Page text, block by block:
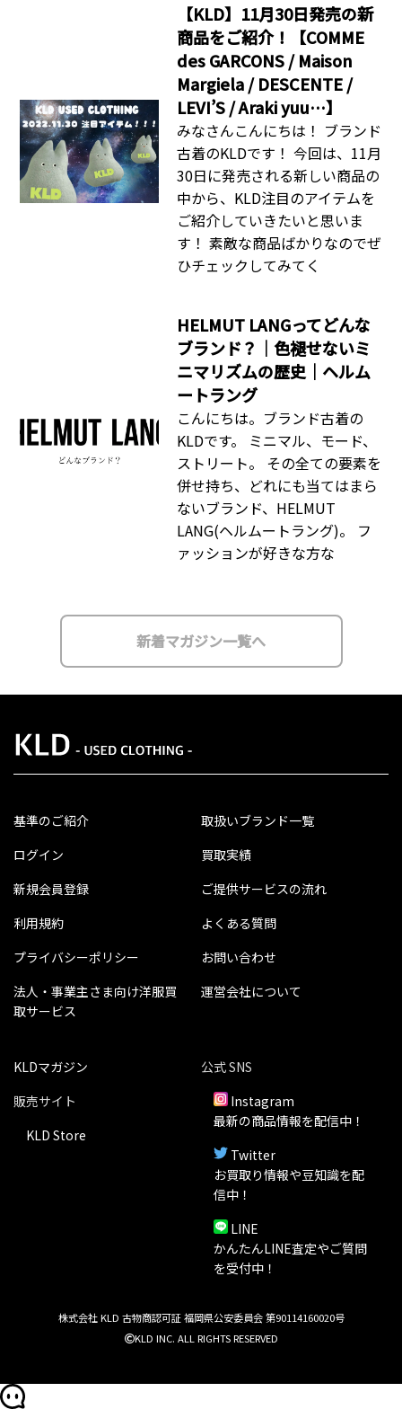
【KLD】11月30日発売の新
商品をご紹介！【COMME
des GARCONS / Maison
Margiela / DESCENTE /
LEVI’S / Araki yuu…】
みなさんこんにちは！ ブランド
古着のKLDです！ 今回は、11月
30日に発売される新しい商品の
中から、KLD注目のアイテムを
ご紹介していきたいと思いま
す！ 素敵な商品ばかりなのでぜ
ひチェックしてみてく
HELMUT LANGってどんな
ブランド？｜色褪せないミ
ニマリズムの歴史｜ヘルム
ートラング
こんにちは。ブランド古着の
KLDです。 ミニマル、モード、
ストリート。 その全ての要素を
併せ持ち、どれにも当てはまら
ないブランド、HELMUT
LANG(ヘルムートラング)。 フ
ァッションが好きな方な
新着マガジン一覧へ
基準のご紹介
ログイン
新規会員登録
利用規約
プライバシーポリシー
法人・事業主さま向け洋服買
取サービス
取扱いブランド一覧
買取実績
ご提供サービスの流れ
よくある質問
お問い合わせ
運営会社について
KLDマガジン
販売サイト
KLD Store
公式 SNS
Instagram
最新の商品情報を配信中！
Twitter
お買取り情報や豆知識を配
信中！
LINE
かんたんLINE査定やご質問
を受付中！
株式会社 KLD 古物商認可証 福岡県公安委員会 第90114160020号
KLD INC. ALL RIGHTS RESERVED